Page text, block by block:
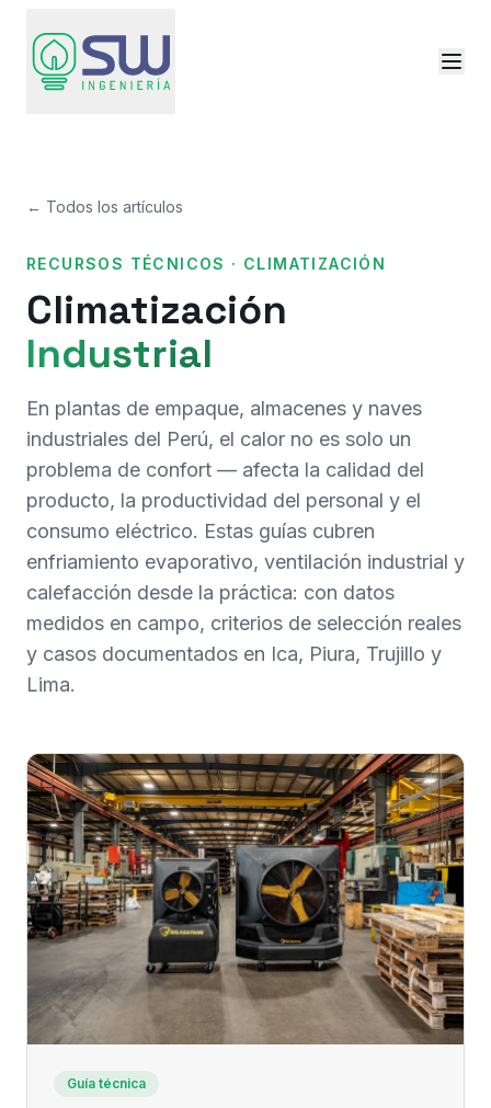
← Todos los artículos
RECURSOS TÉCNICOS · CLIMATIZACIÓN
Climatización
Industrial
En plantas de empaque, almacenes y naves
industriales del Perú, el calor no es solo un
problema de confort — afecta la calidad del
producto, la productividad del personal y el
consumo eléctrico. Estas guías cubren
enfriamiento evaporativo, ventilación industrial y
calefacción desde la práctica: con datos
medidos en campo, criterios de selección reales
y casos documentados en Ica, Piura, Trujillo y
Lima.
Guía técnica